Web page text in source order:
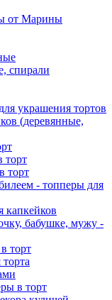
от Марины
спирали
украшения тортов
(деревянные,
торт
торт
- топперы для
капкейков
бабушке, мужу -
торт
в торт